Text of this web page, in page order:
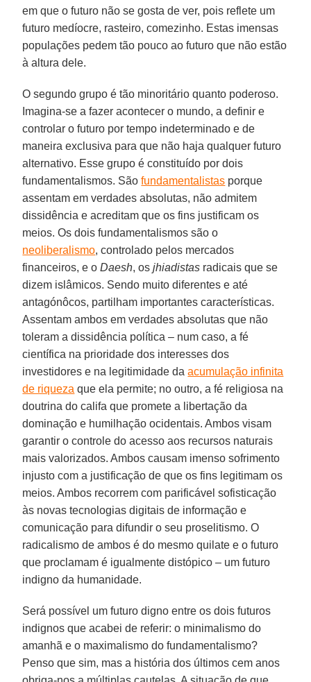
em que o futuro não se gosta de ver, pois reflete um
futuro medíocre, rasteiro, comezinho. Estas imensas
populações pedem tão pouco ao futuro que não estão
à altura dele.
O segundo grupo é tão minoritário quanto poderoso.
Imagina-se a fazer acontecer o mundo, a definir e
controlar o futuro por tempo indeterminado e de
maneira exclusiva para que não haja qualquer futuro
alternativo. Esse grupo é constituído por dois
fundamentalismos. Sãofundamentalistas porque
assentam em verdades absolutas, não admitem
dissidência e acreditam que os fins justificam os
meios. Os dois fundamentalismos são o
neoliberalismo, controlado pelos mercados
financeiros, e oDaesh, osjhiadistas radicais que se
dizem islâmicos. Sendo muito diferentes e até
antagónôcos, partilham importantes características.
Assentam ambos em verdades absolutas que não
toleram a dissidência política – num caso, a fé
científica na prioridade dos interesses dos
investidores e na legitimidade daacumulação infinita
de riqueza que ela permite; no outro, a fé religiosa na
doutrina do califa que promete a libertação da
dominação e humilhação ocidentais. Ambos visam
garantir o controle do acesso aos recursos naturais
mais valorizados. Ambos causam imenso sofrimento
injusto com a justificação de que os fins legitimam os
meios. Ambos recorrem com parificável sofisticação
às novas tecnologias digitais de informação e
comunicação para difundir o seu proselitismo. O
radicalismo de ambos é do mesmo quilate e o futuro
que proclamam é igualmente distópico – um futuro
indigno da humanidade.
Será possível um futuro digno entre os dois futuros
indignos que acabei de referir: o minimalismo do
amanhã e o maximalismo do fundamentalismo?
Penso que sim, mas a história dos últimos cem anos